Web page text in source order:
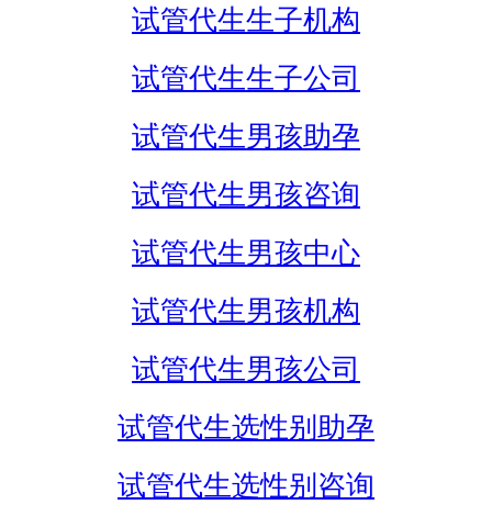
试管代生生子机构
试管代生生子公司
试管代生男孩助孕
试管代生男孩咨询
试管代生男孩中心
试管代生男孩机构
试管代生男孩公司
试管代生选性别助孕
试管代生选性别咨询